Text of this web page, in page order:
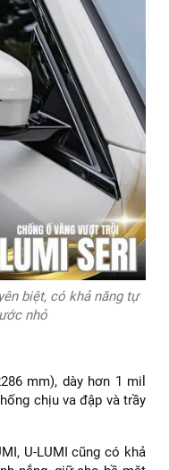
biệt, có khả năng tự
nhỏ
mm), dày hơn 1 mil
chịu va đập và trầy
U-LUMI cũng có khả